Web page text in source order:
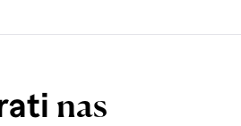
nas